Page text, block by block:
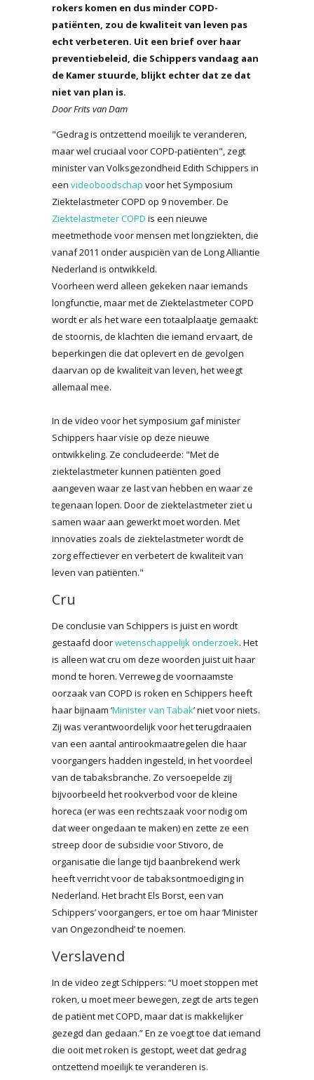
rokers komen en dus minder COPD-
patiënten, zou de kwaliteit van leven pas
echt verbeteren. Uit een brief over haar
preventiebeleid, die Schippers vandaag aan
de Kamer stuurde, blijkt echter dat ze dat
niet van plan is.
Door Frits van Dam
"Gedrag is ontzettend moeilijk te veranderen,
maar wel cruciaal voor COPD-patiënten", zegt
minister van Volksgezondheid Edith Schippers in
een videoboodschap voor het Symposium
Ziektelastmeter COPD op 9 november. De
Ziektelastmeter COPD is een nieuwe
meetmethode voor mensen met longziekten, die
vanaf 2011 onder auspiciën van de Long Alliantie
Nederland is ontwikkeld.
Voorheen werd alleen gekeken naar iemands
longfunctie, maar met de Ziektelastmeter COPD
wordt er als het ware een totaalplaatje gemaakt:
de stoornis, de klachten die iemand ervaart, de
beperkingen die dat oplevert en de gevolgen
daarvan op de kwaliteit van leven, het weegt
allemaal mee.
In de video voor het symposium gaf minister
Schippers haar visie op deze nieuwe
ontwikkeling. Ze concludeerde: "Met de
ziektelastmeter kunnen patiënten goed
aangeven waar ze last van hebben en waar ze
tegenaan lopen. Door de ziektelastmeter ziet u
samen waar aan gewerkt moet worden. Met
innovaties zoals de ziektelastmeter wordt de
zorg effectiever en verbetert de kwaliteit van
leven van patiënten."
Cru
De conclusie van Schippers is juist en wordt
gestaafd doorwetenschappelijk onderzoek. Het
is alleen wat cru om deze woorden juist uit haar
mond te horen. Verreweg de voornaamste
oorzaak van COPD is roken en Schippers heeft
haar bijnaam ‘Minister van Tabak’ niet voor niets.
Zij was verantwoordelijk voor het terugdraaien
van een aantal antirookmaatregelen die haar
voorgangers hadden ingesteld, in het voordeel
van de tabaksbranche. Zo versoepelde zij
bijvoorbeeld het rookverbod voor de kleine
horeca (er was een rechtszaak voor nodig om
dat weer ongedaan te maken) en zette ze een
streep door de subsidie voor Stivoro, de
organisatie die lange tijd baanbrekend werk
heeft verricht voor de tabaksontmoediging in
Nederland. Het bracht Els Borst, een van
Schippers’ voorgangers, er toe om haar ‘Minister
van Ongezondheid’ te noemen.
Verslavend
In de video zegt Schippers: “U moet stoppen met
roken, u moet meer bewegen, zegt de arts tegen
de patiënt met COPD, maar dat is makkelijker
gezegd dan gedaan.” En ze voegt toe dat iemand
die ooit met roken is gestopt, weet dat gedrag
ontzettend moeilijk te veranderen is.